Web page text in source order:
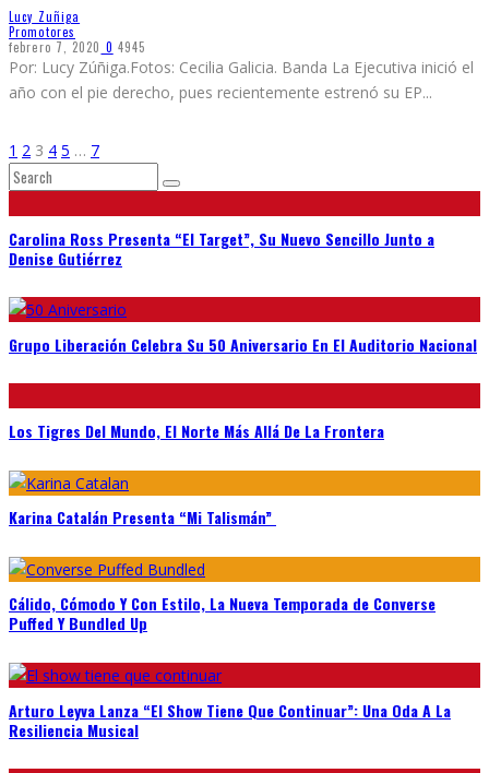
Lucy Zuñiga
Promotores
febrero 7, 2020 0 4945
Por: Lucy Zúñiga.Fotos: Cecilia Galicia. Banda La Ejecutiva inició el
año con el pie derecho, pues recientemente estrenó su EP...
1 2 3 4 5 … 7
Carolina Ross Presenta “El Target”, Su Nuevo Sencillo Junto a
Denise Gutiérrez
Grupo Liberación Celebra Su 50 Aniversario En El Auditorio Nacional
Los Tigres Del Mundo, El Norte Más Allá De La Frontera
Karina Catalán Presenta “Mi Talismán”
Cálido, Cómodo Y Con Estilo, La Nueva Temporada de Converse
Puffed Y Bundled Up
Arturo Leyva Lanza “El Show Tiene Que Continuar”: Una Oda A La
Resiliencia Musical